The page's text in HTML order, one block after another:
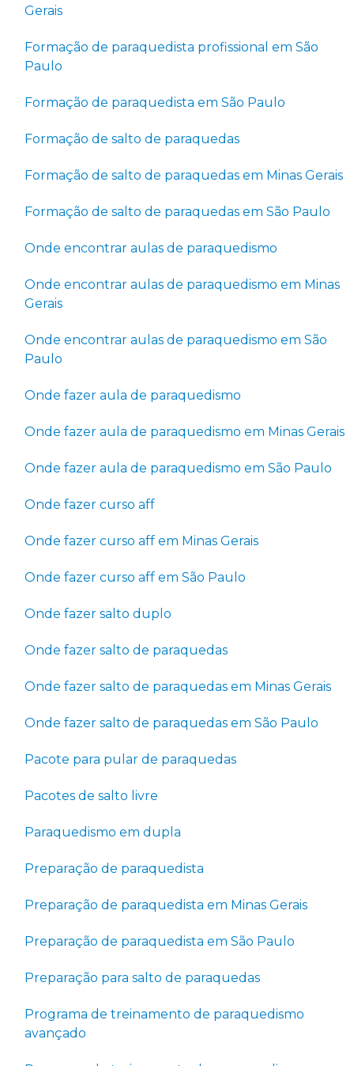
Gerais
Formação de paraquedista profissional em São
Paulo
Formação de paraquedista em São Paulo
Formação de salto de paraquedas
Formação de salto de paraquedas em Minas Gerais
Formação de salto de paraquedas em São Paulo
Onde encontrar aulas de paraquedismo
Onde encontrar aulas de paraquedismo em Minas
Gerais
Onde encontrar aulas de paraquedismo em São
Paulo
Onde fazer aula de paraquedismo
Onde fazer aula de paraquedismo em Minas Gerais
Onde fazer aula de paraquedismo em São Paulo
Onde fazer curso aff
Onde fazer curso aff em Minas Gerais
Onde fazer curso aff em São Paulo
Onde fazer salto duplo
Onde fazer salto de paraquedas
Onde fazer salto de paraquedas em Minas Gerais
Onde fazer salto de paraquedas em São Paulo
Pacote para pular de paraquedas
Pacotes de salto livre
Paraquedismo em dupla
Preparação de paraquedista
Preparação de paraquedista em Minas Gerais
Preparação de paraquedista em São Paulo
Preparação para salto de paraquedas
Programa de treinamento de paraquedismo
avançado